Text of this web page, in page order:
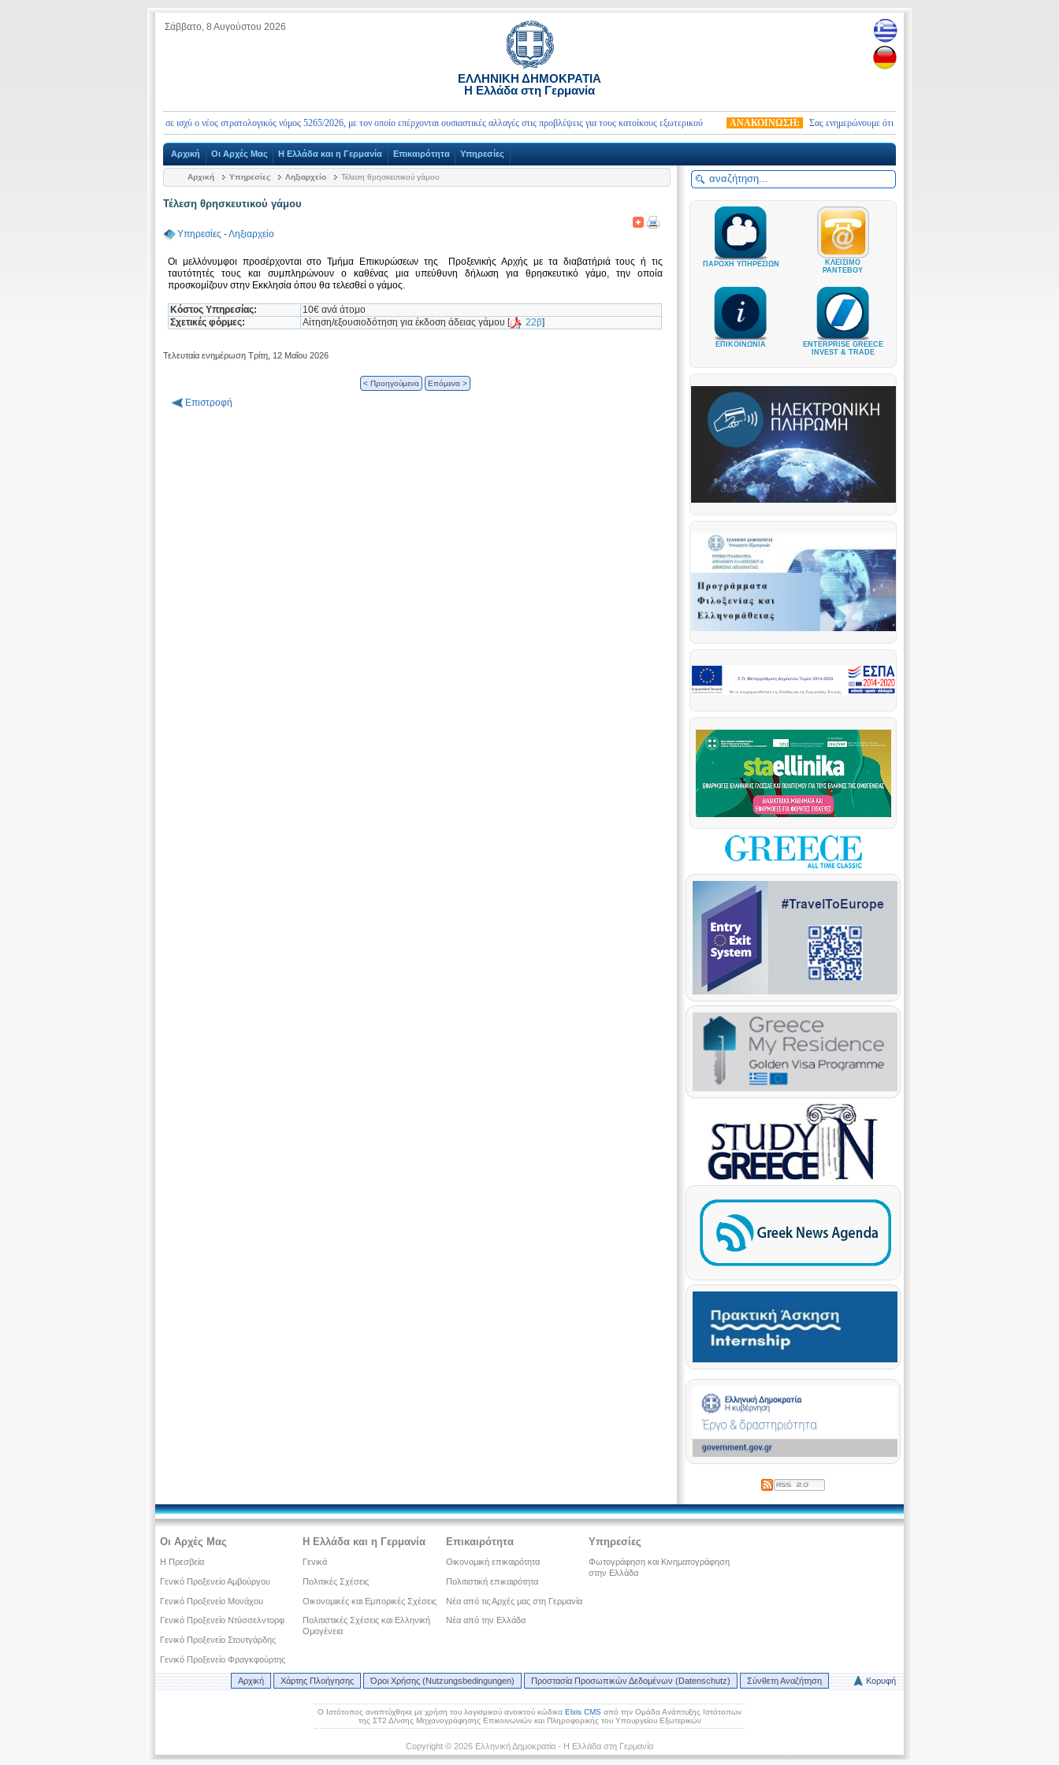
Σάββατο, 8 Αυγούστου 2026
ΕΛΛΗΝΙΚΗ ΔΗΜΟΚΡΑΤΙΑ
Η Ελλάδα στη Γερμανία
ότι από 10.01.2026 τέθηκε σε ισχύ ο νέος στρατολογικός νόμος 5265/2026, με τον οποίο επέρχονται ουσιαστικές αλλαγές στις προβλέψεις για τους κατοίκους εξωτερικού ΑΝΑΚΟΙΝΩΣΗ: Σας ενημερώνουμε ότι από 10.01.2026 τέθηκε σε ισχύ ο νέος
Αρχική Οι Αρχές Μας Η Ελλάδα και η Γερμανία Επικαιρότητα Υπηρεσίες
Αρχική Υπηρεσίες Ληξιαρχείο Τέλεση θρησκευτικού γάμου
Τέλεση θρησκευτικού γάμου
Υπηρεσίες -Ληξιαρχείο
Οι μελλόνυμφοι προσέρχονται στο Τμήμα Επικυρώσεων της Προξενικής Αρχής με τα διαβατήριά τους ή τις
ταυτότητές τους και συμπληρώνουν ο καθένας μια υπεύθυνη δήλωση για θρησκευτικό γάμο, την οποία
προσκομίζουν στην Εκκλησία όπου θα τελεσθεί ο γάμος.
Κόστος Υπηρεσίας:
10€ ανά άτομο
Σχετικές φόρμες:
Αίτηση/εξουσιοδότηση για έκδοση άδειας γάμου [ 22β]
Τελευταία ενημέρωση Τρίτη, 12 Μαΐου 2026
< Προηγούμενα Επόμενα >
Επιστροφή
ΠΑΡΟΧΗ ΥΠΗΡΕΣΙΩΝ
ΚΛΕΙΣΙΜΟ
ΡΑΝΤΕΒΟΥ
ΕΠΙΚΟΙΝΩΝΙΑ
ENTERPRISE GREECE
INVEST & TRADE
Οι Αρχές Μας
Η Πρεσβεία
Γενικό Προξενείο Αμβούργου
Γενικό Προξενείο Μονάχου
Γενικό Προξενείο Ντύσσελντορφ
Γενικό Προξενείο Στουτγάρδης
Γενικό Προξενείο Φραγκφούρτης
Η Ελλάδα και η Γερμανία
Γενικά
Πολιτικές Σχέσεις
Οικονομικές και Εμπορικές Σχέσεις
Πολιτιστικές Σχέσεις και Ελληνική
Ομογένεια
Επικαιρότητα
Οικονομική επικαιρότητα
Πολιτιστική επικαιρότητα
Νέα από τις Αρχές μας στη Γερμανία
Νέα από την Ελλάδα
Υπηρεσίες
Φωτογράφηση και Κινηματογράφηση
στην Ελλάδα
Αρχική Χάρτης Πλοήγησης Όροι Χρήσης (Nutzungsbedingungen) Προστασία Προσωπικών Δεδομένων (Datenschutz) Σύνθετη Αναζήτηση Κορυφή
Ο Ιστότοπος αναπτύχθηκε με χρήση του λογισμικού ανοικτού κώδικα Elxis CMS από την Ομάδα Ανάπτυξης Ιστότοπων
της ΣΤ2 Δ/νσης Μηχανογράφησης Επικοινωνιών και Πληροφορικής του Υπουργείου Εξωτερικών
Copyright © 2026 Ελληνική Δημοκρατία - Η Ελλάδα στη Γερμανία